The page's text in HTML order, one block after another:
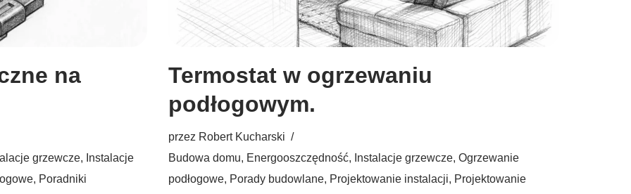
na
grzewcze, Instalacje
, Poradniki
Termostat w ogrzewaniu
podłogowym.
przez Robert Kucharski
Budowa domu, Energooszczędność, Instalacje grzewcze, Ogrzewanie
podłogowe, Porady budowlane, Projektowanie instalacji, Projektowanie